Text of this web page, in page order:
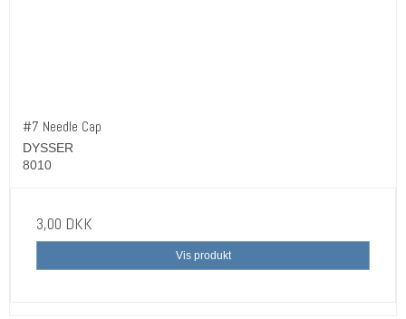
#7 Needle Cap
DYSSER
8010
3,00 DKK
Vis produkt